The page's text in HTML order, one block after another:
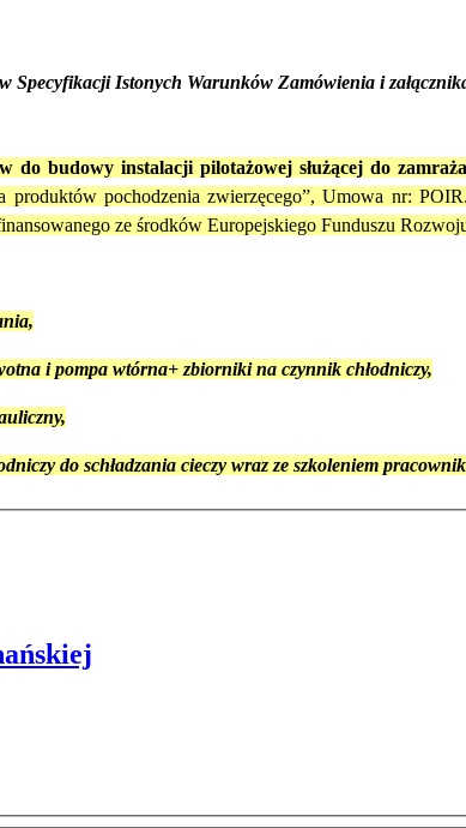
Specyfikacji Istonych Warunków Zamówienia i
do budowy instalacji pilotażowej służącej do
pochodzenia zwierzęcego”, Umowa nr:
ze środków Europejskiego Funduszu
i pompa wtórna+ zbiorniki na czynnik chłodniczy,
do schładzania cieczy wraz ze szkoleniem